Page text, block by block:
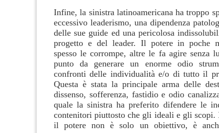
Infine, la sinistra latinoamericana ha troppo
eccessivo leaderismo, una dipendenza
delle sue guide ed una pericolosa
progetto e del leader. Il potere in poche
spesso le corrompe, altre le fa agire senza
punto da generare un enorme odio
confronti delle individualità e/o di tutto il
Questa è stata la principale arma delle
dissenso, sofferenza, fastidio e odio
quale la sinistra ha preferito difendere le
contenitori piuttosto che gli ideali e gli scopi.
il potere non è solo un obiettivo, è